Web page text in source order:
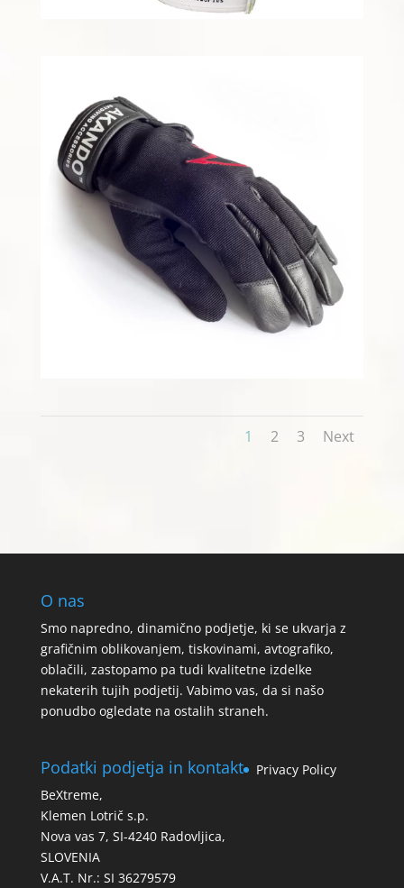
1 2 3 Next
O nas
Smo napredno, dinamično podjetje, ki se ukvarja z
grafičnim oblikovanjem, tiskovinami, avtografiko,
oblačili, zastopamo pa tudi kvalitetne izdelke
nekaterih tujih podjetij. Vabimo vas, da si našo
ponudbo ogledate na ostalih straneh.
Podatki podjetja in kontakt
BeXtreme,
Klemen Lotrič s.p.
Nova vas 7, SI-4240 Radovljica,
SLOVENIA
V.A.T. Nr.: SI 36279579
Privacy Policy